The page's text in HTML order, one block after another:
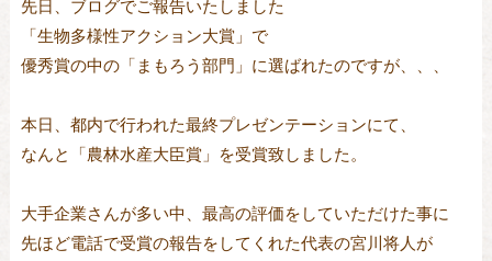
先日、ブログでご報告いたしました
「生物多様性アクション大賞」で
優秀賞の中の「まもろう部門」に選ばれたのですが、、、
本日、都内で行われた最終プレゼンテーションにて、
なんと「農林水産大臣賞」を受賞致しました。
大手企業さんが多い中、最高の評価をしていただけた事に
先ほど電話で受賞の報告をしてくれた代表の宮川将人が